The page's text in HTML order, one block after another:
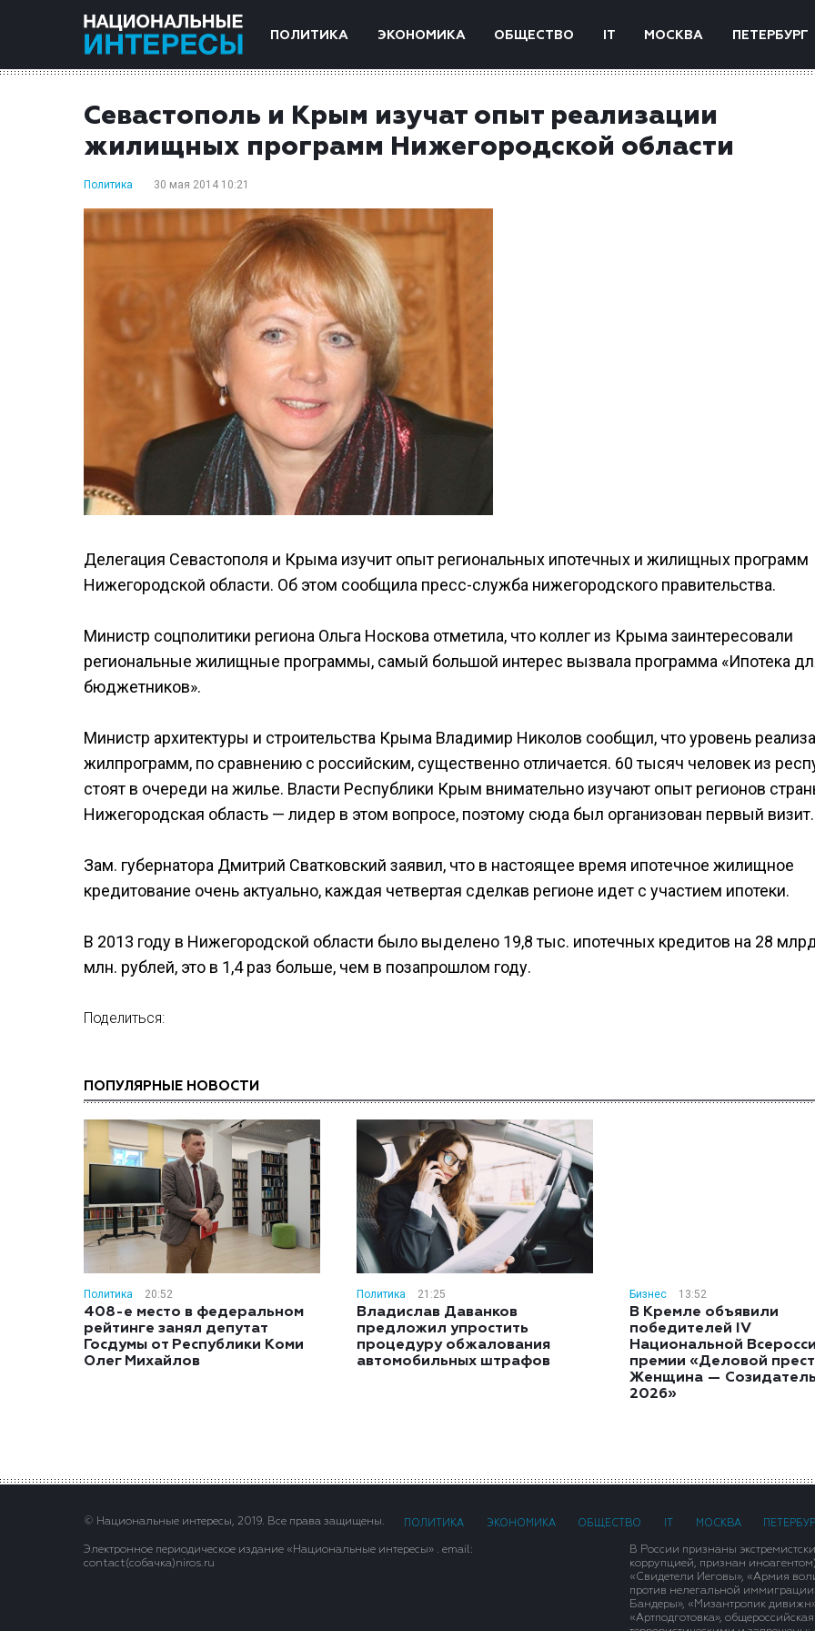
ПОЛИТИКА ЭКОНОМИКА ОБЩЕСТВО IT МОСКВА ПЕТЕРБУРГ
Севастополь и Крым изучат опыт реализации
жилищных программ Нижегородской области
Политика 30 мая 2014 10:21
Делегация Севастополя и Крыма изучит опыт региональных ипотечных и жилищных программ
Нижегородской области. Об этом сообщила пресс-служба нижегородского правительства.
Министр соцполитики региона Ольга Носкова отметила, что коллег из Крыма заинтересовали
региональные жилищные программы, самый большой интерес вызвала программа «Ипотека
бюджетников».
Министр архитектуры и строительства Крыма Владимир Николов сообщил, что уровень
жилпрограмм, по сравнению с российским, существенно отличается. 60 тысяч человек из
стоят в очереди на жилье. Власти Республики Крым внимательно изучают опыт регионов
Нижегородская область — лидер в этом вопросе, поэтому сюда был организован первый визит.
Зам. губернатора Дмитрий Сватковский заявил, что в настоящее время ипотечное жилищное
кредитование очень актуально, каждая четвертая сделкав регионе идет с участием ипотеки.
В 2013 году в Нижегородской области было выделено 19,8 тыс. ипотечных кредитов на 28
млн. рублей, это в 1,4 раз больше, чем в позапрошлом году.
Поделиться:
ПОПУЛЯРНЫЕ НОВОСТИ
Политика 20:52
408-е место в федеральном
рейтинге занял депутат
Госдумы от Республики Коми
Олег Михайлов
Политика 21:25
Владислав Даванков
предложил упростить
процедуру обжалования
автомобильных штрафов
Бизнес 13:52
В Кремле объявили
победителей IV
Национальной
премии «Деловой
Женщина —
2026»
© Национальные интересы, 2019. Все права защищены. ПОЛИТИКА ЭКОНОМИКА ОБЩЕСТВО МОСКВА
Электронное периодическое издание «Национальные интересы» . email:
contact(сoбaчка)niros.ru
В России признаны
коррупцией, признан
«Свидетели Иеговы», «Армия
против нелегальной
Бандеры», «Мизантропик
«Артподготовка»,